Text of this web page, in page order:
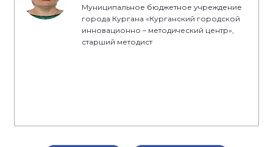
Муниципальное бюджетное учреждение
города Кургана «Курганский городской
инновационно – методический центр»,
старший методист